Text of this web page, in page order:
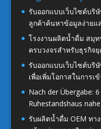
รับออกแบบเว็บไซต์บริ
ลูกค้าค้นหาข้อมูลง่ายแ
โรงงานผลิตน้ำดื่ม สมุ
ครบวงจรสำหรับธุรกิจ
รับออกแบบเว็บไซต์บริ
เพื่อเพิ่มโอกาสในการเ
Nach der Übergabe:
Ruhestandshaus
รับผลิตน้ำดื่ม OEM ทา